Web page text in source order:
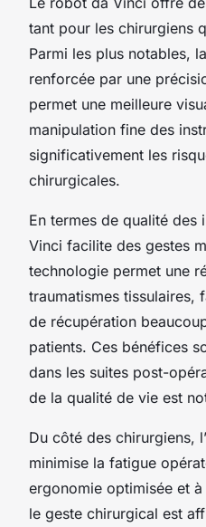
tant pour les chirurgiens
Parmi les plus notables,
renforcée par une
permet une meilleure
manipulation fine des
significativement les
chirurgicales.
En termes de qualité
Vinci facilite des gestes
technologie permet une
traumatismes tissulaires,
de récupération
patients. Ces bénéfices
dans les suites post-
de la qualité de vie est
Du côté des chirurgiens,
minimise la fatigue
ergonomie optimisée et
le geste chirurgical est